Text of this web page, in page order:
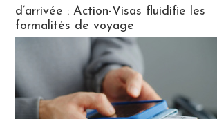
d’arrivée : Action-Visas fluidifie les
formalités de voyage